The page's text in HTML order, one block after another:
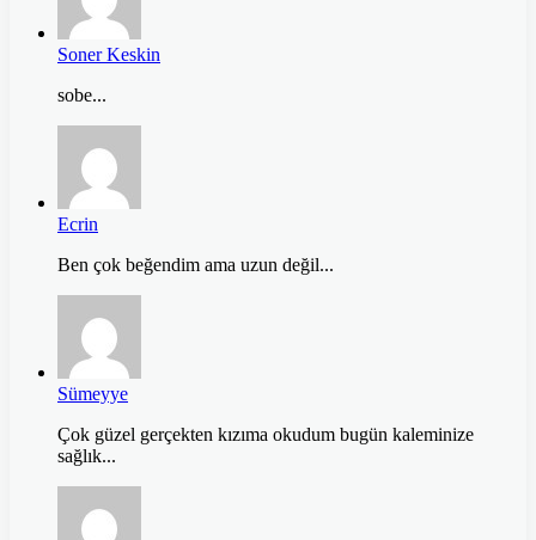
Soner Keskin
sobe...
Ecrin
Ben çok beğendim ama uzun değil...
Sümeyye
Çok güzel gerçekten kızıma okudum bugün kaleminize
sağlık...